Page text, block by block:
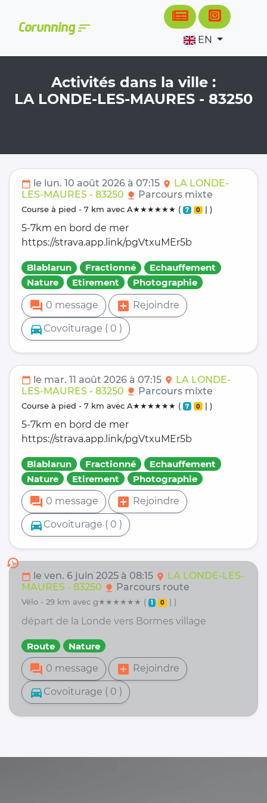
Corunningsort
EN
Activités dans la ville :
LA LONDE-LES-MAURES - 83250
calendar_today le lun. 10 août 2026 à 07:15 location_on LA LONDE-
LES-MAURES - 83250 nature Parcours mixte
course à pied - 7 km avec A★★★★★★ ( 7 0 | )
5-7km en bord de mer
https://strava.app.link/pgVtxuMEr5b
Blablarun Fractionné
Echauffement
Nature
Etirement Photographie
forum 0 message add_box Rejoindre
directions_car Covoiturage ( 0 )
calendar_today le mar. 11 août 2026 à 07:15 location_on LA LONDE-
LES-MAURES - 83250 nature Parcours mixte
course à pied - 7 km avec A★★★★★★ ( 7 0 | )
5-7km en bord de mer
https://strava.app.link/pgVtxuMEr5b
Blablarun Fractionné
Echauffement
Nature
Etirement Photographie
forum 0 message add_box Rejoindre
directions_car Covoiturage ( 0 )
history
calendar_today le ven. 6 juin 2025 à 08:15 location_on LA LONDE-LES-
MAURES - 83250 nature Parcours route
vélo - 29 km avec g★★★★★★ ( 1 0 | )
départ de la Londe vers Bormes village
Route Nature
forum 0 message add_box Rejoindre
directions_car Covoiturage ( 0 )